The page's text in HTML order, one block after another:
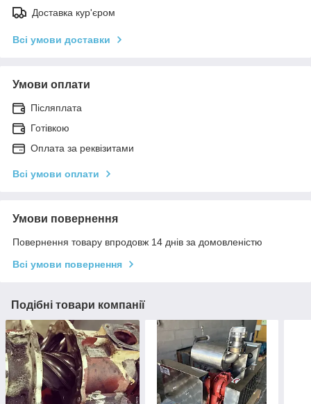
Доставка кур'єром
Всі умови доставки
Умови оплати
Післяплата
Готівкою
Оплата за реквізитами
Всі умови оплати
Умови повернення
Повернення товару впродовж 14 днів за домовленістю
Всі умови повернення
Подібні товари компанії